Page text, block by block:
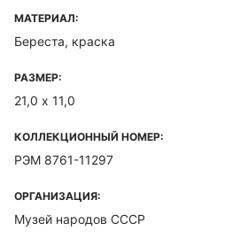
МАТЕРИАЛ:
Береста, краска
РАЗМЕР:
21,0 х 11,0
КОЛЛЕКЦИОННЫЙ НОМЕР:
РЭМ 8761-11297
ОРГАНИЗАЦИЯ:
Музей народов СССР